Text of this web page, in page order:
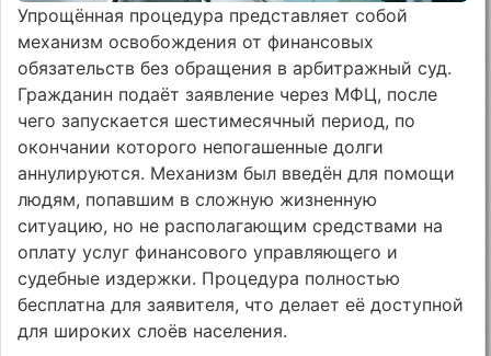
Упрощённая процедура представляет собой
механизм освобождения от финансовых
обязательств без обращения в арбитражный суд.
Гражданин подаёт заявление через МФЦ, после
чего запускается шестимесячный период, по
окончании которого непогашенные долги
аннулируются. Механизм был введён для помощи
людям, попавшим в сложную жизненную
ситуацию, но не располагающим средствами на
оплату услуг финансового управляющего и
судебные издержки. Процедура полностью
бесплатна для заявителя, что делает её доступной
для широких слоёв населения.